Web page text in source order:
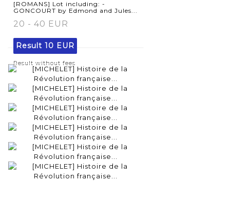
[ROMANS] Lot including: -
GONCOURT by Edmond and Jules...
20 - 40 EUR
Result 10 EUR
Result without fees